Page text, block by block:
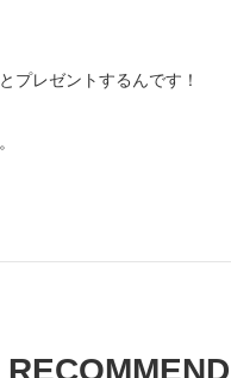
プレゼントするんです！